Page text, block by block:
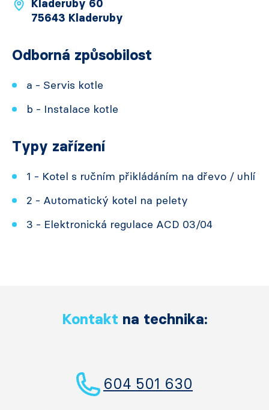
Kladeruby 60
75643 Kladeruby
Odborná způsobilost
a - Servis kotle
b - Instalace kotle
Typy zařízení
1 - Kotel s ručním přikládáním na dřevo / uhlí
2 - Automatický kotel na pelety
3 - Elektronická regulace ACD 03/04
Kontakt na technika:
604 501 630